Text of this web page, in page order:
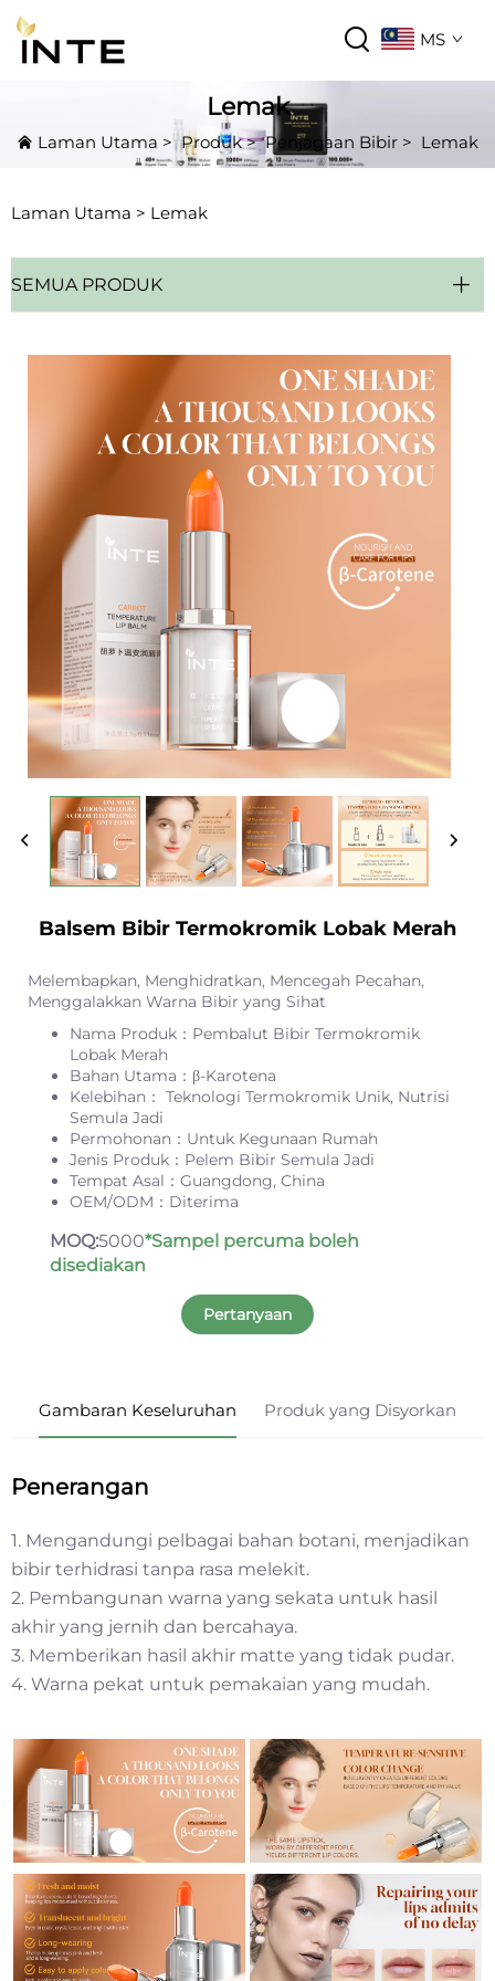
MS
Lemak
Laman Utama >Produk>Penjagaan Bibir > Lemak
Laman Utama > Lemak
SEMUA PRODUK
Balsem Bibir Termokromik Lobak Merah
Melembapkan, Menghidratkan, Mencegah Pecahan,
Menggalakkan Warna Bibir yang Sihat
Nama Produk：Pembalut Bibir Termokromik
Lobak Merah
Bahan Utama：β-Karotena
Kelebihan： Teknologi Termokromik Unik, Nutrisi
Semula Jadi
Permohonan：Untuk Kegunaan Rumah
Jenis Produk：Pelem Bibir Semula Jadi
Tempat Asal：Guangdong, China
OEM/ODM：Diterima
MOQ:5000*Sampel percuma boleh
disediakan
Pertanyaan
Gambaran Keseluruhan Produk yang Disyorkan
Penerangan
1. Mengandungi pelbagai bahan botani, menjadikan
bibir terhidrasi tanpa rasa melekit.
2. Pembangunan warna yang sekata untuk hasil
akhir yang jernih dan bercahaya.
3. Memberikan hasil akhir matte yang tidak pudar.
4. Warna pekat untuk pemakaian yang mudah.